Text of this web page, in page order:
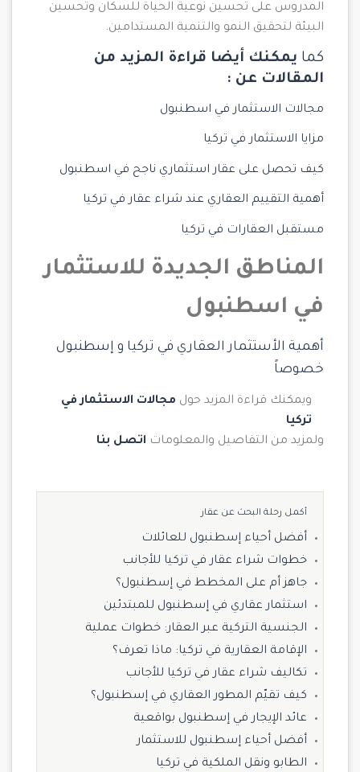
المدروس على تحسين نوعية الحياة للسكان وتحسين
البيئة لتحقيق النمو والتنمية المستدامين.
كما يمكنك أيضا قراءة المزيد من
المقالات عن :
مجالات الاستثمار في اسطنبول
مزايا الاستثمار في تركيا
كيف تحصل على عقار استثماري ناجح في اسطنبول
أهمية التقييم العقاري عند شراء عقار في تركيا
مستقبل العقارات في تركيا
المناطق الجديدة للاستثمار
في اسطنبول
أهمية الأستثمار العقاري في تركيا و إسطنبول
خصوصاً
ويمكنك قراءة المزيد حول مجالات الاستثمار في
تركيا
ولمزيد من التفاصيل والمعلومات اتصل بنا
أكمل رحلة البحث عن عقار
أفضل أحياء إسطنبول للعائلات
خطوات شراء عقار في تركيا للأجانب
جاهز أم على المخطط في إسطنبول؟
استثمار عقاري في إسطنبول للمبتدئين
الجنسية التركية عبر العقار: خطوات عملية
الإقامة العقارية في تركيا: ماذا تعرف؟
تكاليف شراء عقار في تركيا للأجانب
كيف تقيّم المطور العقاري في إسطنبول؟
عائد الإيجار في إسطنبول بواقعية
أفضل أحياء إسطنبول للاستثمار
الطابو ونقل الملكية في تركيا